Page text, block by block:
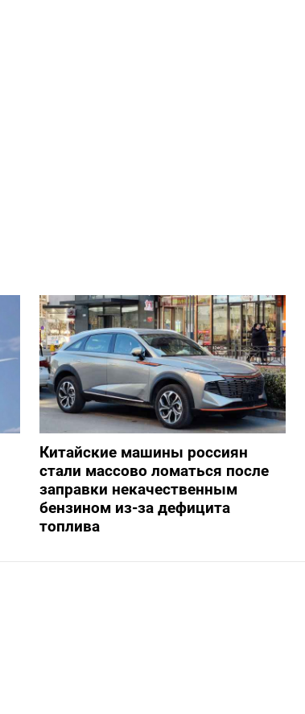
Китайские машины россиян
стали массово ломаться после
заправки некачественным
бензином из-за дефицита
топлива